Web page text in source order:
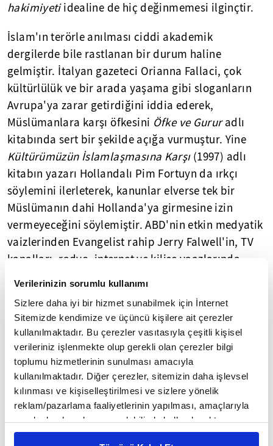
Verilerinizin sorumlu kullanımı
Sizlere daha iyi bir hizmet sunabilmek için İnternet
Sitemizde kendimize ve üçüncü kişilere ait çerezler
kullanılmaktadır. Bu çerezler vasıtasıyla çeşitli kişisel
verileriniz işlenmekte olup gerekli olan çerezler bilgi
toplumu hizmetlerinin sunulması amacıyla
kullanılmaktadır. Diğer çerezler, sitemizin daha işlevsel
kılınması ve kişiselleştirilmesi ve sizlere yönelik
reklam/pazarlama faaliyetlerinin yapılması, amaçlarıyla
sınırlı olarak açık rızanız dahilinde kullanılacaktır.
Çerezlere ilişkin tercihlerinizi çerez paneli vasıtasıyla
hakimiyetiidealine de hiç değinmemesi ilginçtir.
İslam'ın terörle anılması ciddi akademik
dergilerde bile rastlanan bir durum haline
gelmiştir. İtalyan gazeteci Orianna Fallaci, çok
kültürlülük ve bir arada yaşama gibi sloganların
Avrupa'ya zarar getirdiğini iddia ederek,
Müslümanlara karşı öfkesini Öfke ve Gururadlı
kitabında sert bir şekilde açığa vurmuştur. Yine
Kültürümüzün İslamlaşmasına Karşı(1997) adlı
kitabın yazarı Hollandalı Pim Fortuyn da ırkçı
söylemini ilerleterek, kanunlar elverse tek bir
Müslümanın dahi Hollanda'ya girmesine izin
vermeyeceğini söylemiştir. ABD'nin etkin medyatik
vaizlerinden Evangelist rahip Jerry Falwell'in, TV
kanalları, radyo, internet ve kilise vaazlarında
İslam'ı ve İslami değerleri şiddet ve terörle iç içe
olarak görmek mümkün değildir. Nitekim o da
ortaçağdan miras aldığı İslam karşıtı geleneksel
Hıristiyan tutumuna bağlı kalarak Hz.
Peygamber'in (s.a.v.) şahsı üzerinden İslam'a ve
Müslümanlara hakaret yolunu seçmiştir.
Falwell de diğer fikirdaşları gibi İslam karşıtı
propagandasını Hz. Peygamber'in (s.a.v.)
sağlığında bizzat savaşlara katılması iddiası